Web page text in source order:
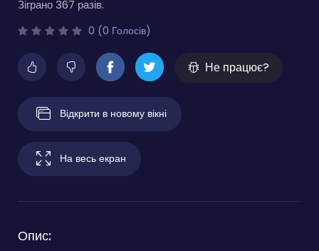
Зіграно 367 разів.
0 (0 Голосів)
Не працює?
Відкрити в новому вікні
На весь екран
Опис: